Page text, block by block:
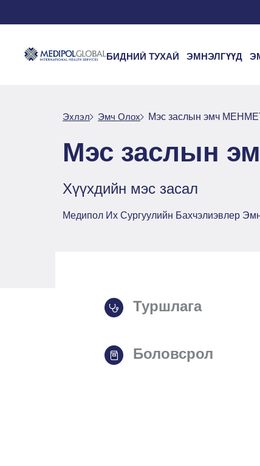
БИДНИЙ ТУХАЙ ЭМНЭЛГҮҮД
Эхлэл Эмч Oлох Мэс заслын эмч
Мэс заслын
Хүүхдийн мэс засал
Медипол Их Сургуулийн Бахчэлиэвлер
Туршлага
Боловсрол